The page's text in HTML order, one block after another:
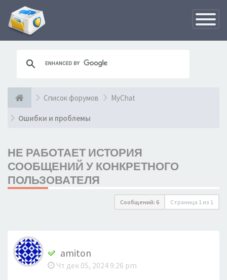
Список форумов MyChat
Ошибки и проблемы
НЕ РАБОТАЕТ ИСТОРИЯ
СООБЩЕНИЙ У КОНКРЕТНОГО
ПОЛЬЗОВАТЕЛЯ
Сообщений: 6 Страница 1 из 1
amiton
Чт дек 05, 2024 9:26 pm